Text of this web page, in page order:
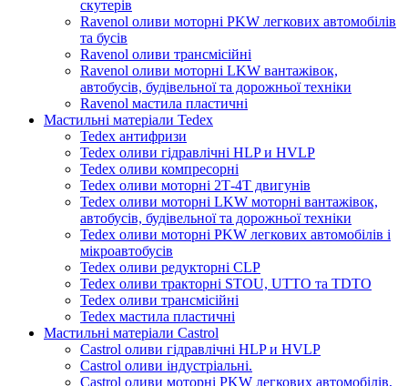
скутерів
Ravenol оливи моторні PKW легкових автомобілів
та бусів
Ravenol оливи трансмісійні
Ravenol оливи моторні LKW вантажівок,
автобусів, будівельної та дорожньої техніки
Ravenol мастила пластичні
Мастильні матеріали Tedex
Tedex антифризи
Tedex оливи гідравлічні HLP и HVLP
Tedex оливи компресорні
Tedex оливи моторні 2Т-4Т двигунів
Tedex оливи моторні LKW моторні вантажівок,
автобусів, будівельної та дорожньої техніки
Tedex оливи моторні PKW легкових автомобілів і
мікроавтобусів
Tedex оливи редукторні CLP
Tedex оливи тракторні STOU, UTTO та TDTO
Tedex оливи трансмісійні
Tedex мастила пластичні
Мастильні матеріали Castrol
Castrol оливи гідравлічні HLP и HVLP
Castrol оливи індустріальні.
Castrol оливи моторні PKW легкових автомобілів,